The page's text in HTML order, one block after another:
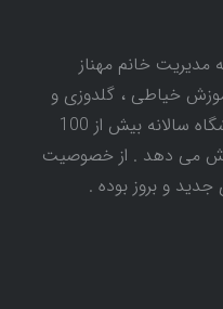
نیکبخت در سال 1378 به مدیریت خانم مهناز
خیاطی ، گلدوزی و
هنرهای دستی آغاز کرد ، این آموزشگاه سالانه بیش از 100
می دهد . از خصوصیت
جدید و بروز بوده .